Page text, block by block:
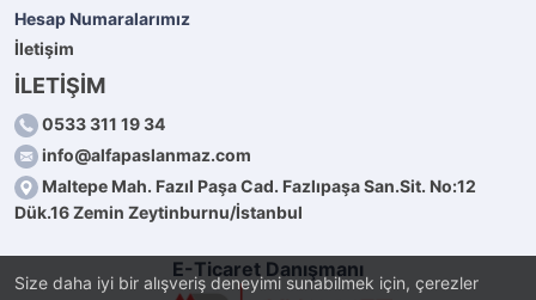
Size daha iyi bir alışveriş deneyimi sunabilmek için, çerezler
Hesap Numaralarımız
İletişim
İLETİŞİM
0533 311 19 34
info@alfapaslanmaz.com
Maltepe Mah. Fazıl Paşa Cad. Fazlıpaşa San.Sit. No:12
Dük.16 Zemin Zeytinburnu/İstanbul
E-Ticaret Danışmanı